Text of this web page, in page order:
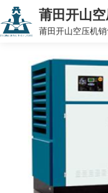
莆田开山
莆田开山空压机